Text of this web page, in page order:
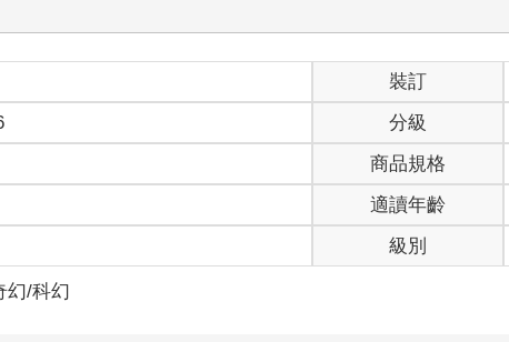
裝訂
分級
商品規格
適讀年齡
級別
幻/科幻